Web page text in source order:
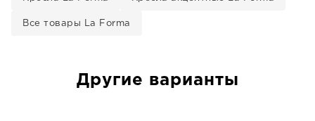
Все товары La Forma
Другие варианты